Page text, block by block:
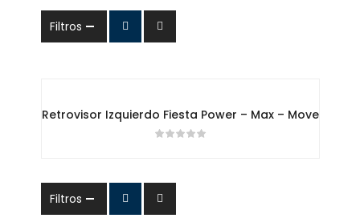
Filtros
Retrovisor Izquierdo Fiesta Power – Max – Move
Filtros